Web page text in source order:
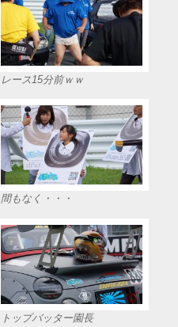
レース15分前ｗｗ
間もなく・・・
トップバッター園長